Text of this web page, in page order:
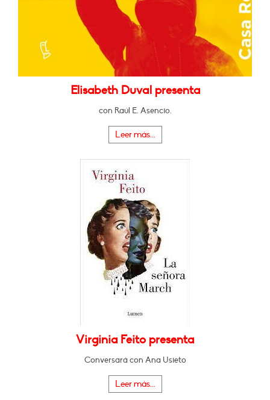
Elisabeth Duval presenta
con Raúl E. Asencio.
Leer más...
Virginia Feito presenta
Conversará con Ana Usieto
Leer más...